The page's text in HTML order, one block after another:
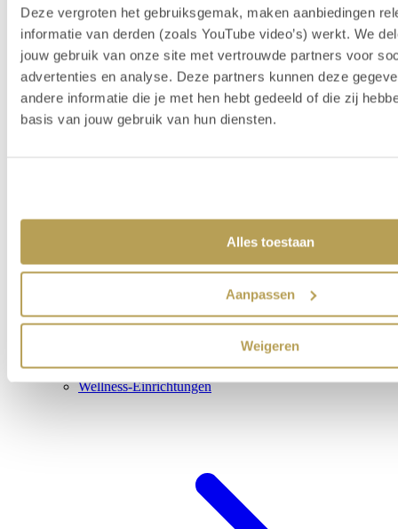
Deze vergroten het gebruiksgemak, maken aanbiedingen
informatie van derden (zoals YouTube video’s) werkt. We
jouw gebruik van onze site met vertrouwde partners voor
advertenties en analyse. Deze partners kunnen deze
andere informatie die je met hen hebt gedeeld of die zij
basis van jouw gebruik van hun diensten.
Alles toestaan
Aanpassen
Weigeren
Wellness-Resort
Wellness-Einrichtungen